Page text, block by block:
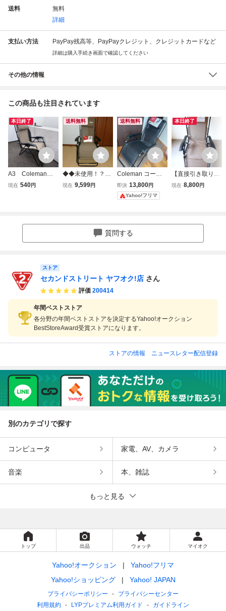
送料
無料
詳細
支払い方法 PayPay残高等、PayPayクレジット、クレジットカードなど
詳細は購入手続き画面で確認してください
その他の情報
この商品も注目されています
本日終了
A3 Coleman
コールマン 2000
現在 540円
送料無料
◆◆未使用！？コ
ールマン インフ
リクライニングチ
ェア Coleman
現在 9,599円
送料無料
Coleman コール
マン インフィニテ
ィチェア ブラッ
ク リラック
即決 13,800円
Yahoo!フリマ
本日終了
【直接引き取りO
K!!】コールマン
現在 8,800円
質問する
ストア
セカンドストリート ヤフオク!店 さん
評価 200414
年間ベストストア
各分野の年間ベストストアを決定するYahoo!オークション
BestStoreAward受賞ストアになります。
ストアの情報 ニュースレター配信登録
別のカテゴリで探す
コンピュータ 家電、AV、カメラ
音楽 本、雑誌
もっと見る
トップ 出品 ウォッチ マイオク
Yahoo!オークション
Yahoo!フリマ
Yahoo!ショッピング
Yahoo! JAPAN
プライバシーポリシー
プライバシーセンター
利用規約
LYPプレミアム利用ガイド ガイドライン